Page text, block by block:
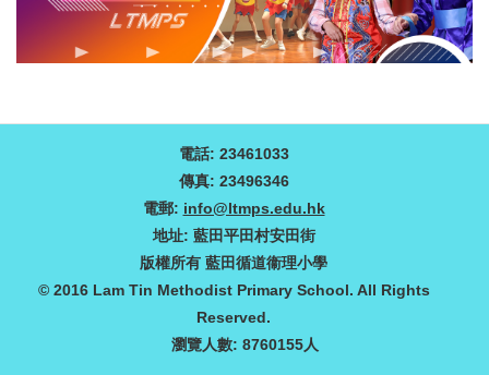
電話: 23461033
傳真: 23496346
電郵: info@ltmps.edu.hk
地址: 藍田平田村安田街
版權所有 藍田循道衞理小學
© 2016 Lam Tin Methodist Primary School. All Rights
Reserved.
瀏覽人數: 8760155人